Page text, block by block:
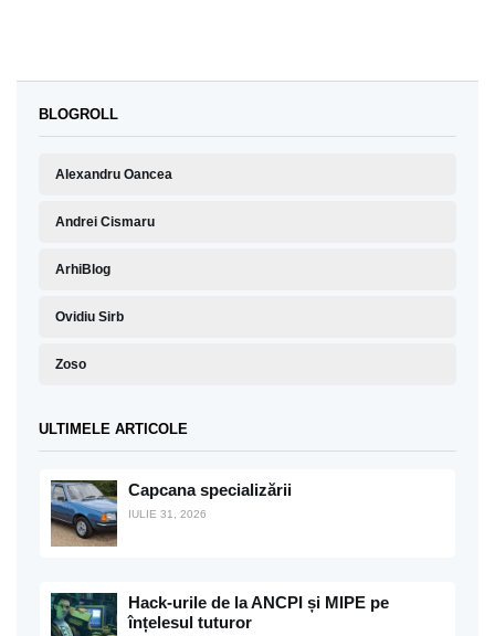
BLOGROLL
Alexandru Oancea
Andrei Cismaru
ArhiBlog
Ovidiu Sirb
Zoso
ULTIMELE ARTICOLE
Capcana specializării
IULIE 31, 2026
Hack-urile de la ANCPI și MIPE pe
înțelesul tuturor